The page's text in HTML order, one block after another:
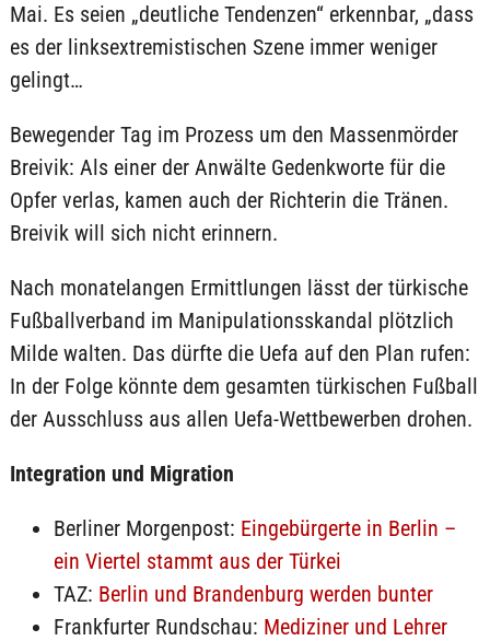
Mai. Es seien „deutliche Tendenzen“ erkennbar, „dass
es der linksextremistischen Szene immer weniger
gelingt…
Bewegender Tag im Prozess um den Massenmörder
Breivik: Als einer der Anwälte Gedenkworte für die
Opfer verlas, kamen auch der Richterin die Tränen.
Breivik will sich nicht erinnern.
Nach monatelangen Ermittlungen lässt der türkische
Fußballverband im Manipulationsskandal plötzlich
Milde walten. Das dürfte die Uefa auf den Plan rufen:
In der Folge könnte dem gesamten türkischen Fußball
der Ausschluss aus allen Uefa-Wettbewerben drohen.
Integration und Migration
Berliner Morgenpost: Eingebürgerte in Berlin –
ein Viertel stammt aus der Türkei
TAZ: Berlin und Brandenburg werden bunter
Frankfurter Rundschau: Mediziner und Lehrer